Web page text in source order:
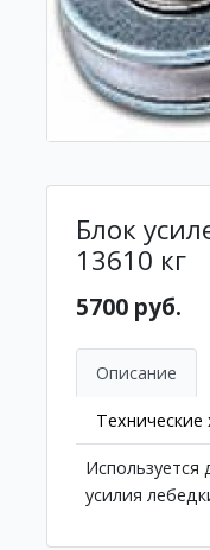
Блок
13610 кг
5700 руб.
Описание
Технические
Используется
усилия